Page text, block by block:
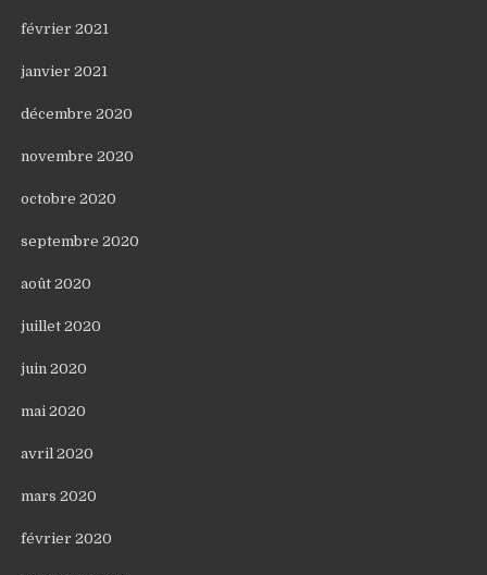
février 2021
janvier 2021
décembre 2020
novembre 2020
octobre 2020
septembre 2020
août 2020
juillet 2020
juin 2020
mai 2020
avril 2020
mars 2020
février 2020